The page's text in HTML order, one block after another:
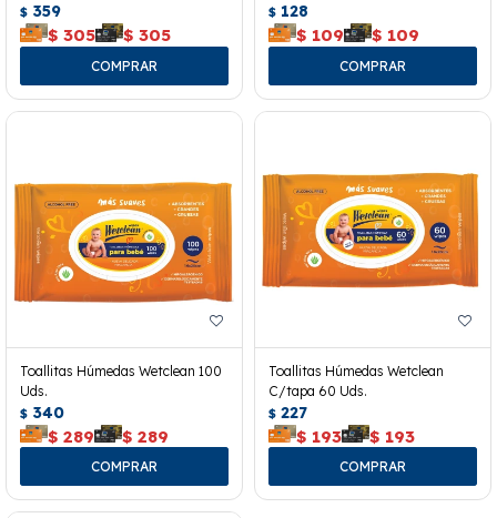
$ 359
$ 305 $ 305
$ 128
$ 109 $ 109
Toallitas Húmedas Wetclean 100
Uds.
$ 340
$ 289 $ 289
Toallitas Húmedas Wetclean
C/tapa 60 Uds.
$ 227
$ 193 $ 193